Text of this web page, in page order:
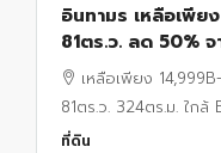
อินทามร เหลือเพีย
81ตร.ว. ลด 50%
ะ5-11BTS สะพาน
889 ม.
เหลือเพียง
81ตร.ว. 324ตร.ม. ใกล้
ที่ดิน